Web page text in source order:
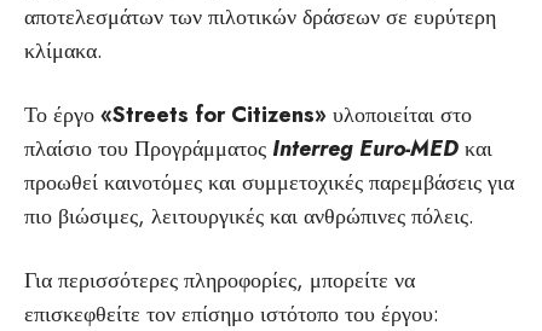
αποτελεσμάτων των πιλοτικών δράσεων σε ευρύτερη
κλίμακα.
Το έργο«Streets for Citizens» υλοποιείται στο
πλαίσιο του ΠρογράμματοςInterreg Euro-MEDκαι
προωθεί καινοτόμες και συμμετοχικές παρεμβάσεις για
πιο βιώσιμες, λειτουργικές και ανθρώπινες πόλεις.
Για περισσότερες πληροφορίες, μπορείτε να
επισκεφθείτε τον επίσημο ιστότοπο του έργου: